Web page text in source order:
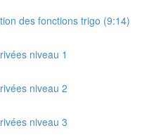
des fonctions trigo (9:14)
niveau 1
niveau 2
niveau 3